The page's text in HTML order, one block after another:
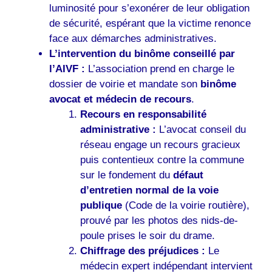
luminosité pour s’exonérer de leur obligation
de sécurité, espérant que la victime renonce
face aux démarches administratives.
L’intervention du binôme conseillé par
l’AIVF : L’association prend en charge le
dossier de voirie et mandate son binôme
avocat et médecin de recours.
Recours en responsabilité
administrative : L’avocat conseil du
réseau engage un recours gracieux
puis contentieux contre la commune
sur le fondement du défaut
d’entretien normal de la voie
publique (Code de la voirie routière),
prouvé par les photos des nids-de-
poule prises le soir du drame.
Chiffrage des préjudices : Le
médecin expert indépendant intervient